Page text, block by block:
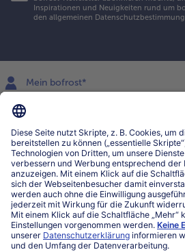
Inspirationen und Neuigkeiten rund um
den allgemeinen
Mein bofrost*
www.bofrost.lu
027863232
Mo-Fr. von 7 bis 20 Uhr
Service
Über bofrost*